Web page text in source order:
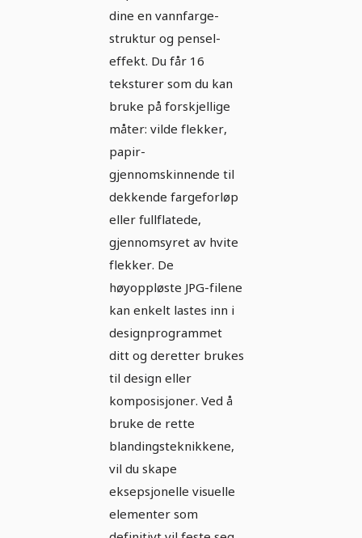
dine en vannfarge-
struktur og pensel-
effekt. Du får 16
teksturer som du kan
bruke på forskjellige
måter: vilde flekker,
papir-
gjennomskinnende til
dekkende fargeforløp
eller fullflatede,
gjennomsyret av hvite
flekker. De
høyoppløste JPG-filene
kan enkelt lastes inn i
designprogrammet
ditt og deretter brukes
til design eller
komposisjoner. Ved å
bruke de rette
blandingsteknikkene,
vil du skape
eksepsjonelle visuelle
elementer som